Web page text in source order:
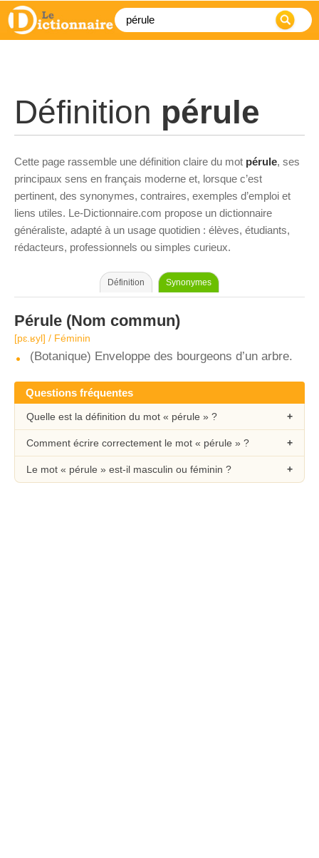
Définition pérule
Cette page rassemble une définition claire du mot pérule, ses
principaux sens en français moderne et, lorsque c’est
pertinent, des synonymes, contraires, exemples d’emploi et
liens utiles. Le-Dictionnaire.com propose un dictionnaire
généraliste, adapté à un usage quotidien : élèves, étudiants,
rédacteurs, professionnels ou simples curieux.
Définition Synonymes
Pérule (Nom commun)
[pɛ.ʁyl] / Féminin
(Botanique) Enveloppe des bourgeons d’un arbre.
Questions fréquentes
Quelle est la définition du mot « pérule » ?
Comment écrire correctement le mot « pérule » ?
Le mot « pérule » est-il masculin ou féminin ?